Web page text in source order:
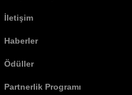
İletişim
Haberler
Ödüller
Partnerlik Programı